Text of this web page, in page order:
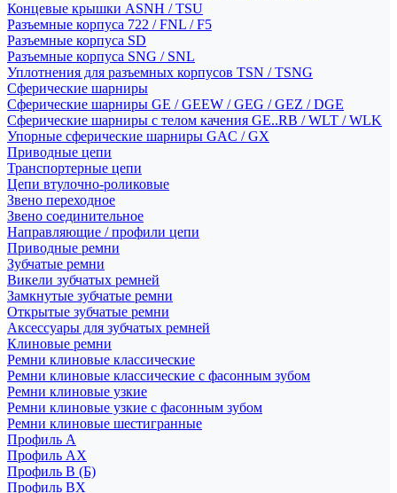
Концевые крышки ASNH / TSU
Разъемные корпуса 722 / FNL / F5
Разъемные корпуса SD
Разъемные корпуса SNG / SNL
Уплотнения для разъемных корпусов TSN / TSNG
Сферические шарниры
Сферические шарниры GE / GEEW / GEG / GEZ / DGE
Сферические шарниры с телом качения GE..RB / WLT / WLK
Упорные сферические шарниры GAC / GX
Приводные цепи
Транспортерные цепи
Цепи втулочно-роликовые
Звено переходное
Звено соединительное
Направляющие / профили цепи
Приводные ремни
Зубчатые ремни
Викели зубчатых ремней
Замкнутые зубчатые ремни
Открытые зубчатые ремни
Аксессуары для зубчатых ремней
Клиновые ремни
Ремни клиновые классические
Ремни клиновые классические с фасонным зубом
Ремни клиновые узкие
Ремни клиновые узкие с фасонным зубом
Ремни клиновые шестигранные
Профиль A
Профиль AX
Профиль B (Б)
Профиль BX